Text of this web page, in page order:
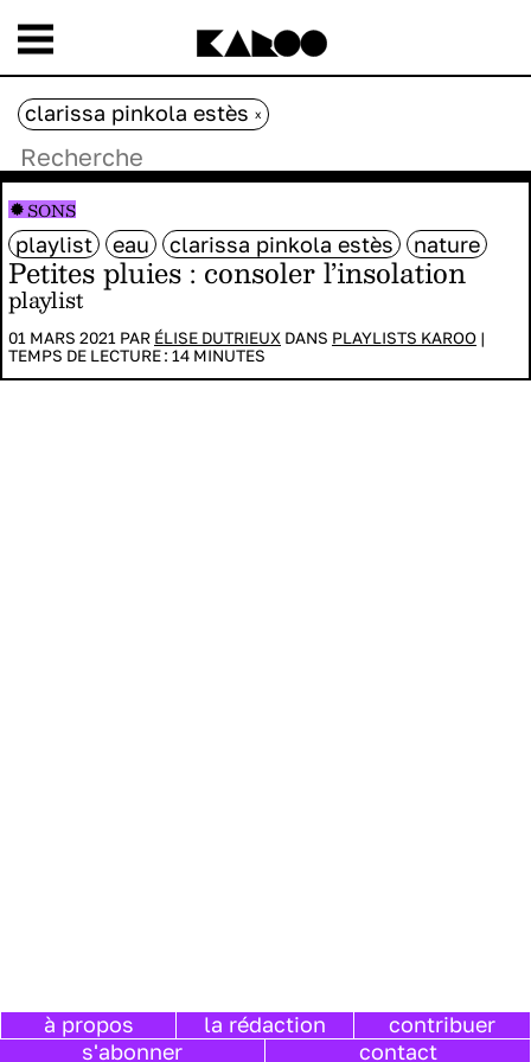
Petites pluies : consoler l’insolation
playlist
01 MARS 2021 PAR ÉLISE DUTRIEUX DANS PLAYLISTS KAROO |
TEMPS DE LECTURE : 14 MINUTES
playlist eau clarissa pinkola estès nature
SONS
clarissa pinkola estès x
à propos la rédaction
contribuer
s'abonner
contact